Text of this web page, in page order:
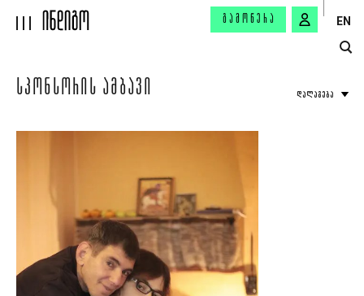
ᲒᲐᲛᲝᲬᲔᲠᲐ EN
ᲡᲞᲝᲜᲡᲝᲠᲘᲡ ᲐᲛᲑᲐᲕᲘ ᲓᲐᲚᲐᲒᲔᲑᲐ